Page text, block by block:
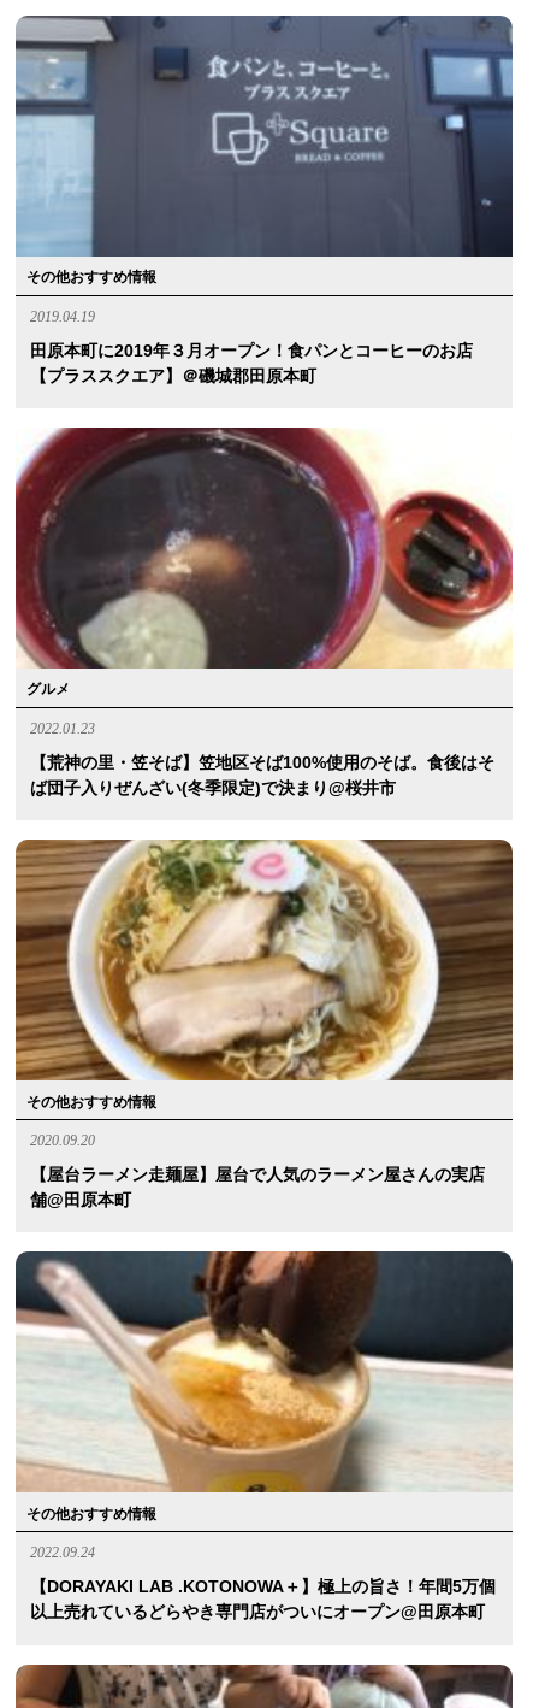
その他おすすめ情報
2019.04.19
田原本町に2019年３月オープン！食パンとコーヒーのお店
【プラススクエア】＠磯城郡田原本町
グルメ
2022.01.23
【荒神の里・笠そば】笠地区そば100%使用のそば。食後はそ
ば団子入りぜんざい(冬季限定)で決まり@桜井市
その他おすすめ情報
2020.09.20
【屋台ラーメン走麺屋】屋台で人気のラーメン屋さんの実店
舗@田原本町
その他おすすめ情報
2022.09.24
【DORAYAKI LAB .KOTONOWA＋】極上の旨さ！年間5万個
以上売れているどらやき専門店がついにオープン@田原本町